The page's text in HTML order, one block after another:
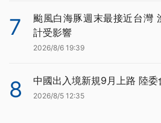
7
颱風白海豚週末最接近台灣
計受影響
2026/8/6 19:39
8 中國出入境新規9月上路 陸
2026/8/5 12:35